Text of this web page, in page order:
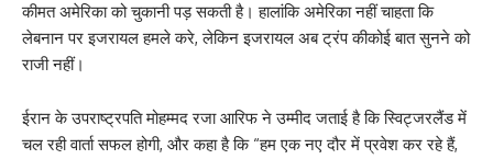
कीमत अमेरिका को चुकानी पड़ सकती है। हालांकि अमेरिका नहीं चाहता कि
लेबनान पर इजरायल हमले करे, लेकिन इजरायल अब ट्रंप कीकोई बात सुनने को
राजी नहीं।
ईरान के उपराष्ट्रपति मोहम्मद रजा आरिफ ने उम्मीद जताई है कि स्विट्जरलैंड में
चल रही वार्ता सफल होगी, और कहा है कि “हम एक नए दौर में प्रवेश कर रहे हैं,